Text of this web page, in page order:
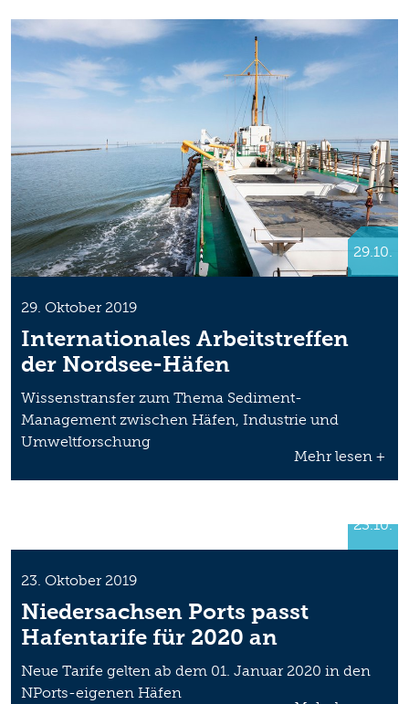
29.10.
29. Oktober 2019
Internationales Arbeitstreffen
der Nordsee-Häfen
Wissenstransfer zum Thema Sediment-
Management zwischen Häfen, Industrie und
Umweltforschung
Mehr lesen +
23.10.
23. Oktober 2019
Niedersachsen Ports passt
Hafentarife für 2020 an
Neue Tarife gelten ab dem 01. Januar 2020 in den
NPorts-eigenen Häfen